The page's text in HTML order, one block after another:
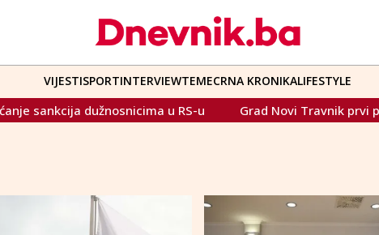
VIJESTISPORTINTERVIEWTEMECRNA KRONIKALIFESTYLE
dužnosnicima u RS-u Grad Novi Travnik prvi put